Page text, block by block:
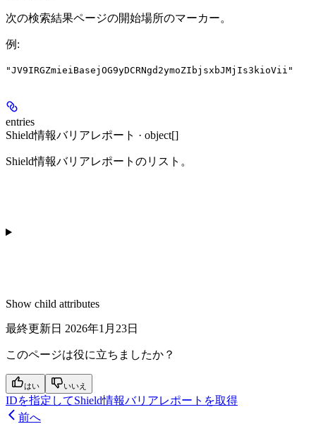
次の検索結果ページの開始場所のマーカー。
例 :
"JV9IRGZmieiBasejOG9yDCRNgd2ymoZIbjsxbJMjIs3kioVii"
entries
Shield情報バリアレポート · object[]
Shield情報バリアレポートのリスト。
Show child attributes
最終更新日 2026年1月23日
このページは役に立ちましたか？
はい いいえ
IDを指定してShield情報バリアレポートを取得
前へ